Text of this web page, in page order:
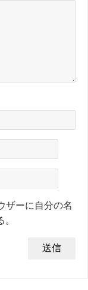
ザーに自分の名